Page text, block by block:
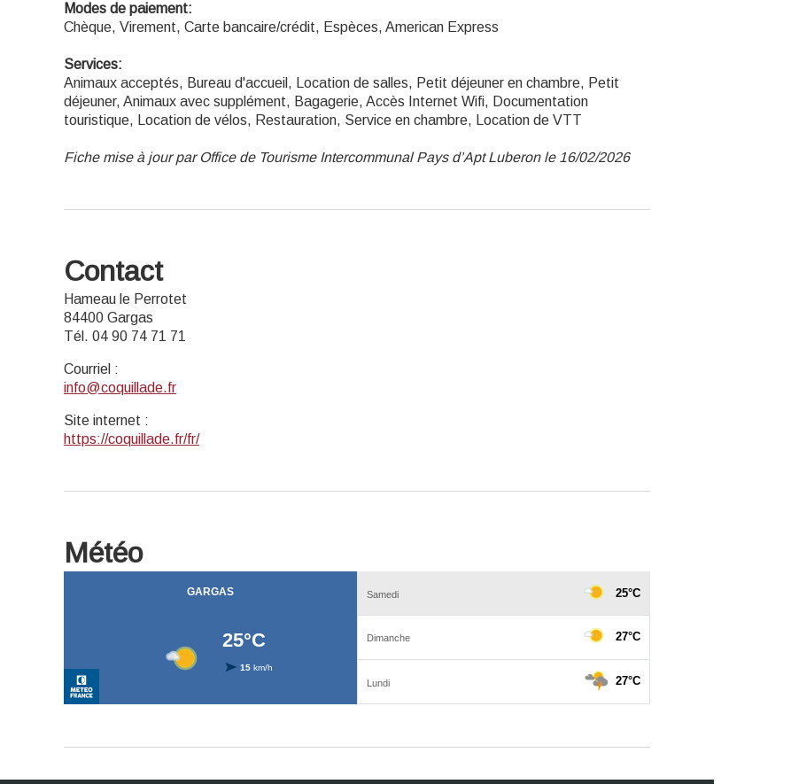
Modes de paiement:
Chèque, Virement, Carte bancaire/crédit, Espèces, American Express
Services:
Animaux acceptés, Bureau d'accueil, Location de salles, Petit déjeuner en chambre, Petit
déjeuner, Animaux avec supplément, Bagagerie, Accès Internet Wifi, Documentation
touristique, Location de vélos, Restauration, Service en chambre, Location de VTT
Fiche mise à jour par Office de Tourisme Intercommunal Pays d’Apt Luberon le 16/02/2026
Contact
Hameau le Perrotet
84400 Gargas
Tél. 04 90 74 71 71
Courriel :
info@coquillade.fr
Site internet :
https://coquillade.fr/fr/
Météo